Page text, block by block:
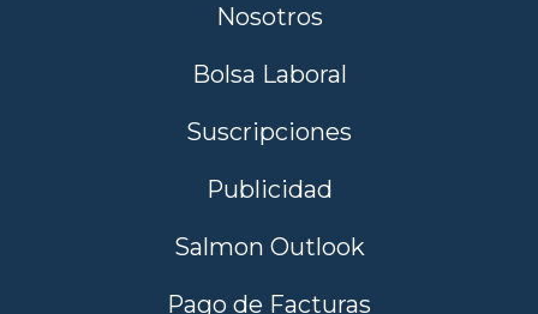
Nosotros
Bolsa Laboral
Suscripciones
Publicidad
Salmon Outlook
Pago de Facturas